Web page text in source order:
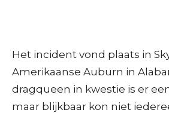
Het incident vond plaats in
Amerikaanse Auburn in
dragqueen in kwestie is er
maar blijkbaar kon niet